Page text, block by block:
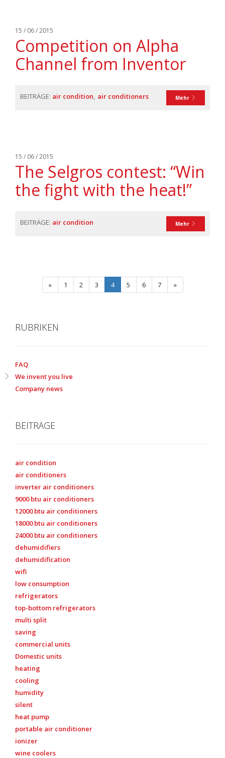
15 / 06 / 2015
Competition on Alpha
Channel from Inventor
Mehr
BEITRÄGE: air condition air conditioners
15 / 06 / 2015
The Selgros contest: “Win
the fight with the heat!”
Mehr
BEITRÄGE: air condition
« 1 2 3 4 5 6 7 »
RUBRIKEN
FAQ
We invent you live
Company news
BEITRÄGE
air condition
air conditioners
inverter air conditioners
9000 btu air conditioners
12000 btu air conditioners
18000 btu air conditioners
24000 btu air conditioners
dehumidifiers
dehumidification
wifi
low consumption
refrigerators
top-bottom refrigerators
multi split
saving
commercial units
Domestic units
heating
cooling
humidity
silent
heat pump
portable air conditioner
ionizer
wine coolers